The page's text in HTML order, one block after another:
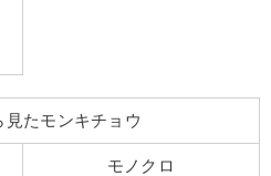
見たモンキチョウ
モノクロ